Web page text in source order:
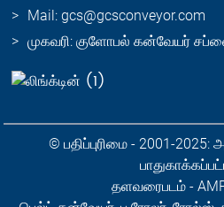
Mail: gcs@gcsconveyor.com
முகவரி: குளோபல் கன்வேயர்
© பதிப்புரிமை - 2001-
தளவரைபடம் -